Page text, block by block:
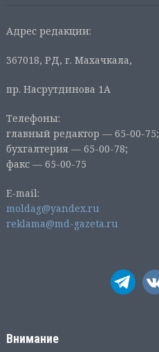
Адрес редакции:
367018, РД, г. Махачкала,
пр. Насрутдинова 1А
Телефоны:
главный редактор — 65-00-75;
бухгалтерия — 65-00-78;
факс — 65-00-75
E-mail:
moldag@yandex.ru
reklama@md-gazeta.ru
Внимание